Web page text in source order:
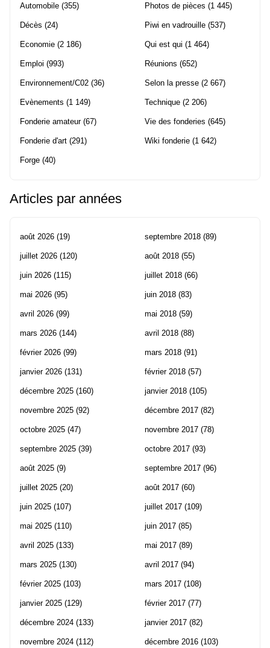
Automobile (355)
Décès (24)
Economie (2 186)
Emploi (993)
Environnement/C02 (36)
Evènements (1 149)
Fonderie amateur(67)
Fonderie d'art (291)
Forge (40)
Photos de pièces (1 445)
Piwi en vadrouille (537)
Qui est qui (1 464)
Réunions (652)
Selon la presse (2 667)
Technique (2 206)
Vie des fonderies (645)
Wiki fonderie (1 642)
Articles par années
août 2026 (19)
juillet 2026 (120)
juin 2026 (115)
mai 2026 (95)
avril 2026 (99)
mars 2026 (144)
février 2026 (99)
janvier 2026 (131)
décembre 2025 (160)
novembre 2025 (92)
octobre 2025 (47)
septembre 2025 (39)
août 2025 (9)
juillet 2025 (20)
juin 2025 (107)
mai 2025 (110)
avril 2025 (133)
mars 2025 (130)
février 2025 (103)
janvier 2025 (129)
décembre 2024 (133)
novembre 2024 (112)
septembre 2018 (89)
août 2018 (55)
juillet 2018 (66)
juin 2018 (83)
mai 2018 (59)
avril 2018 (88)
mars 2018 (91)
février 2018 (57)
janvier 2018 (105)
décembre 2017 (82)
novembre 2017 (78)
octobre 2017 (93)
septembre 2017 (96)
août 2017 (60)
juillet 2017 (109)
juin 2017 (85)
mai 2017 (89)
avril 2017 (94)
mars 2017 (108)
février 2017 (77)
janvier 2017 (82)
décembre 2016 (103)